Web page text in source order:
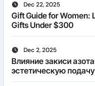
Dec 22, 2025
Gift Guide for Women:
Gifts Under $300
Dec 2, 2025
Влияние закиси
эстетическую